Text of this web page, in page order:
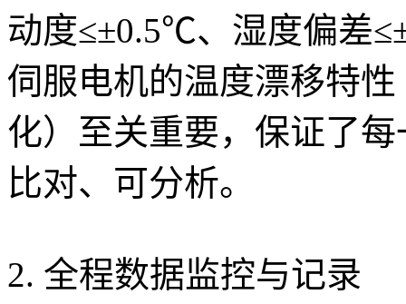
动度≤±0.5℃、湿度偏差
伺服电机的温度漂移特
化）至关重要，保证了
比对、可分析。
2. 全程数据监控与记录